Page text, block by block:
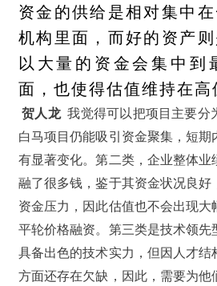
资金的供给是相对集中
机构里面，而好的资产
以大量的资金会集中到
面，也使得估值维持在高
贺人龙 我觉得可以把项目主要分
白马项目仍能吸引资金聚集，短
有显著变化。第二类，企业整体
融了很多钱，鉴于其资金状况良
资金压力，因此估值也不会出现
平轮价格融资。第三类是技术领
具备出色的技术实力，但因人才
方面还存在欠缺，因此，需要为